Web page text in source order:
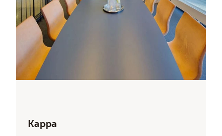
Kappa